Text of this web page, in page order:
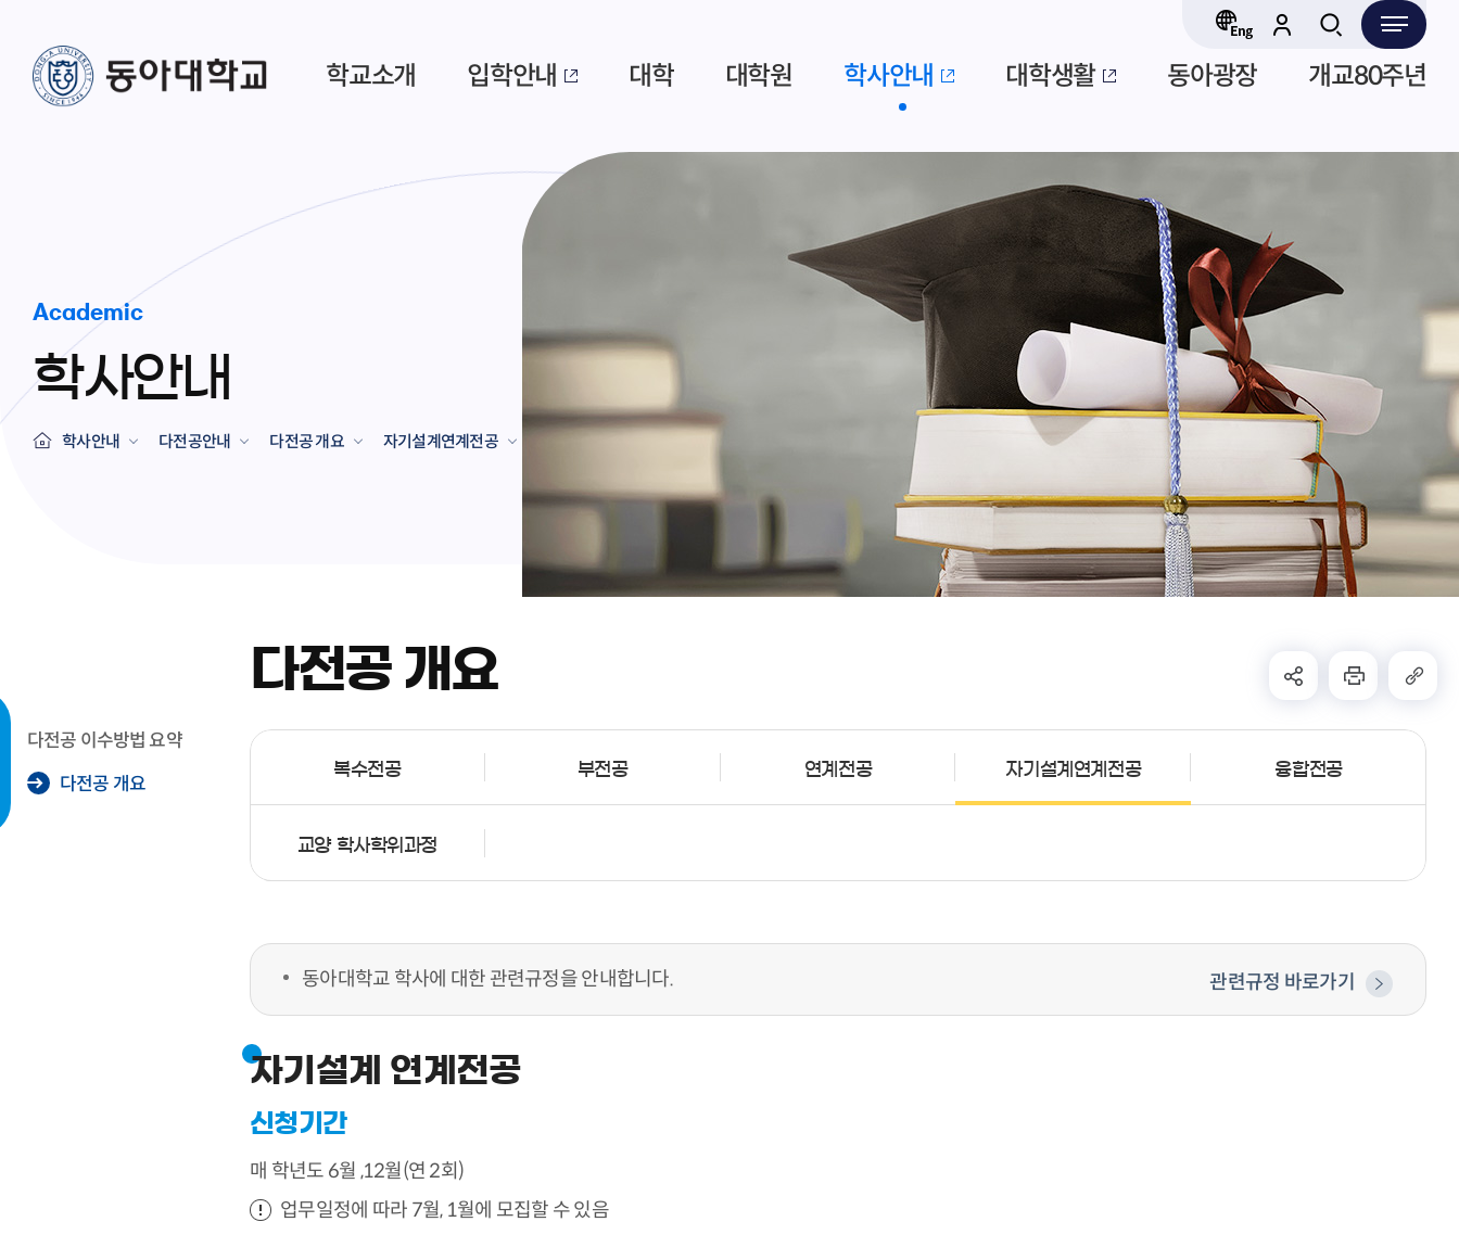
학교소개 입학안내 대학 대학원 학사안내 대학생활 동아광장 개교80주년
Academic
학사안내
학사안내 다전공안내 다전공 개요 자기설계연계전공
다전공 이수방법 요약
다전공 개요
다전공 개요
복수전공 부전공 연계전공 자기설계연계전공 융합전공
교양 학사학위과정
동아대학교 학사에 대한 관련규정을 안내합니다. 관련규정 바로가기
자기설계 연계전공
신청기간
매 학년도 6월 ,12월(연 2회)
업무일정에 따라 7월, 1월에 모집할 수 있음